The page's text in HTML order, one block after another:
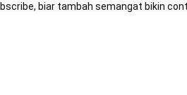
biar tambah semangat bikin